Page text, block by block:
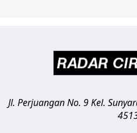
Jl. Perjuangan No. 9 Kel.